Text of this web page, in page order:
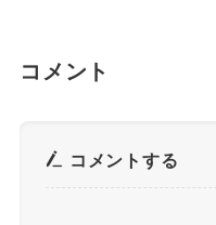
コメント
コメントする